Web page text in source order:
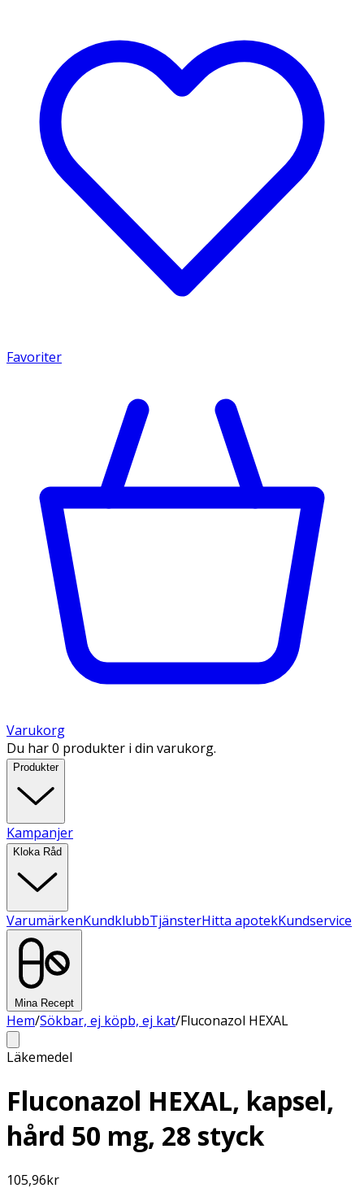
Favoriter
Varukorg
Du har 0 produkter i din varukorg.
Produkter
Kampanjer
Kloka Råd
VarumärkenKundklubbTjänsterHitta apotekKundservice
Mina Recept
Hem/Sökbar, ej köpb, ej kat/Fluconazol HEXAL
Läkemedel
Fluconazol HEXAL, kapsel,
hård 50 mg, 28 styck
105,96kr